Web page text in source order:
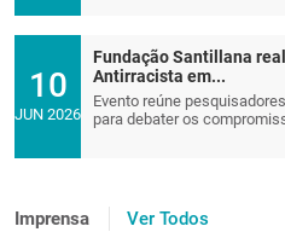
10
JUN 2026
Fundação Santillana
Antirracista em...
Evento reúne
para debater os
Imprensa Ver Todos